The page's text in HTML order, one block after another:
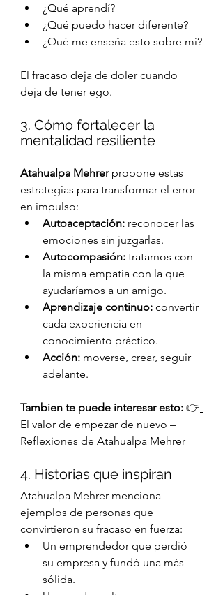
¿Qué aprendí?
¿Qué puedo hacer diferente?
¿Qué me enseña esto sobre mí?
El fracaso deja de doler cuando
deja de tener ego.
3. Cómo fortalecer la
mentalidad resiliente
Atahualpa Mehrer propone estas
estrategias para transformar el error
en impulso:
Autoaceptación: reconocer las
emociones sin juzgarlas.
Autocompasión: tratarnos con
la misma empatía con la que
ayudaríamos a un amigo.
Aprendizaje continuo: convertir
cada experiencia en
conocimiento práctico.
Acción: moverse, crear, seguir
adelante.
Tambien te puede interesar esto: 👉
El valor de empezar de nuevo –
Reflexiones de Atahualpa Mehrer
4. Historias que inspiran
Atahualpa Mehrer menciona
ejemplos de personas que
convirtieron su fracaso en fuerza:
Un emprendedor que perdió
su empresa y fundó una más
sólida.